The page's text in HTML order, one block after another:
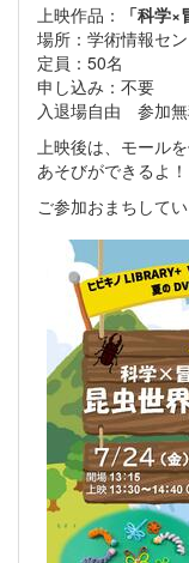
上映作品：
「科学
場所：学術情報セ
定員：50名
申し込み：不要
入退場自由 参加
上映後は、モール
あそびができるよ！
ご参加おまちして